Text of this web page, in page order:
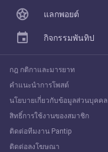
Explore
แลกพอยต์
กิจกรรมพันทิป
กฎ กติกาและมารยาท
คำแนะนำการโพสต์
นโยบายเกี่ยวกับข้อมูลส่วนบุคคล
สิทธิ์การใช้งานของสมาชิก
ติดต่อทีมงาน Pantip
ติดต่อลงโฆษณา